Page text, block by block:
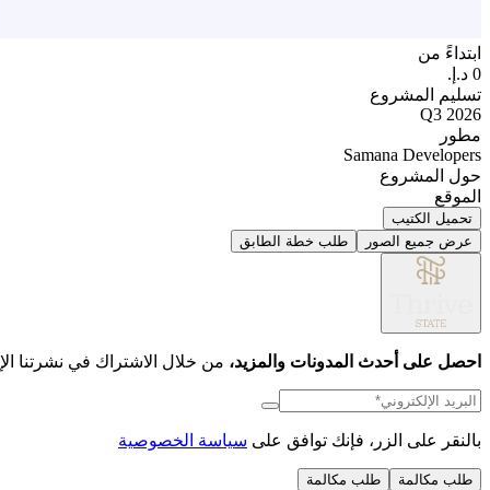
ابتداءً من
تسليم المشروع
Q3 2026
مطور
Samana Developers
حول المشروع
الموقع
تحميل الكتيب
عرض جميع الصور
طلب خطة الطابق
احصل على أحدث المدونات والمزيد، من خلال الاشتراك في نشرتنا
بالنقر على الزر، فإنك توافق على سياسة الخصوصية
طلب مكالمة طلب مكالمة